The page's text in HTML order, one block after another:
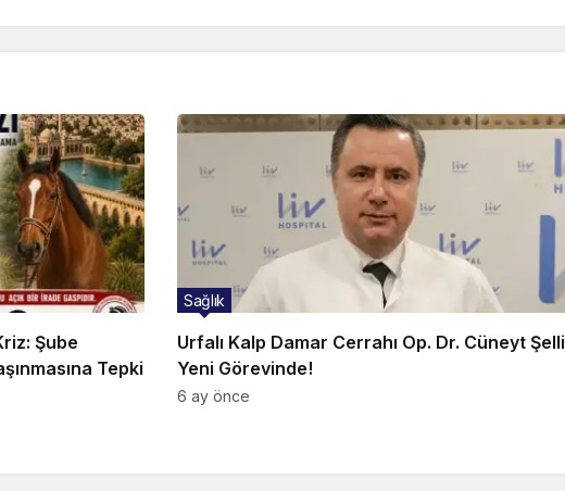
Şube
Tepki
Urfalı Kalp Damar Cerrahı Op. Dr. Cüneyt Şelli
Yeni Görevinde!
Sağlık
6 ay önce